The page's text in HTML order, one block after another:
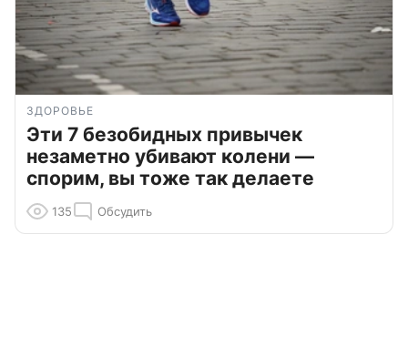
ЗДОРОВЬЕ
Эти 7 безобидных привычек
незаметно убивают колени —
спорим, вы тоже так делаете
135 Обсудить